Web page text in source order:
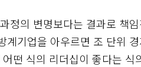
정의 변명보다는 결과로 책
계기업을 아우르면 조 단위
떤 식의 리더십이 좋다는